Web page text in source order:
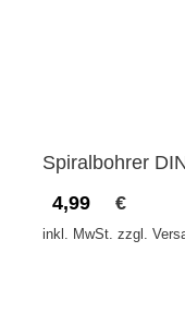
Spiralbohrer
4,99
€
inkl. MwSt. zzgl.